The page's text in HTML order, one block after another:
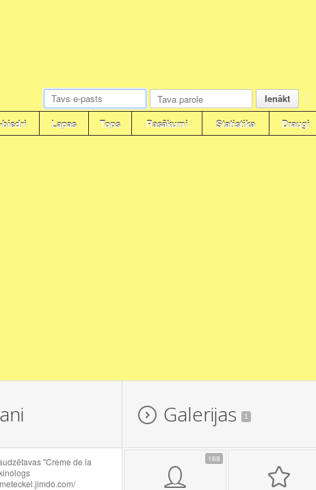
Ienākt
biedri Lapas Tops Pasākumi Statistika Draugi
Galerijas 1
''Creme de la
168